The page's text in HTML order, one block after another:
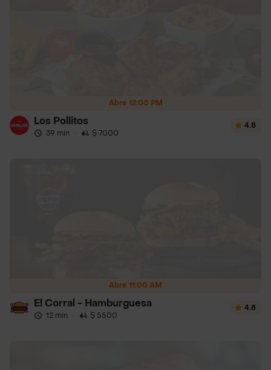
Abre 12:00 PM
Los Pollitos
39 min · $ 7000
4.8
Abre 11:00 AM
El Corral - Hamburguesa
12 min · $ 5500
4.8